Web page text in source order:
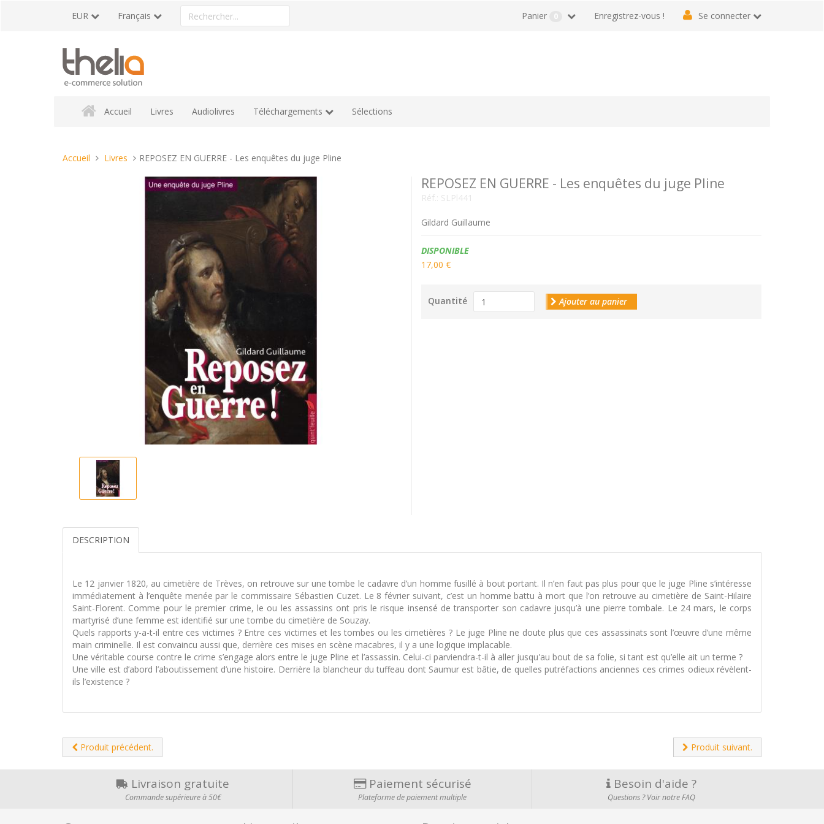
EUR Français
Rechercher
un
Enregistrez-vous ! Se connecter
Panier 0
Accueil Livres Audiolivres Téléchargements Sélections
Vous
Accueil Livres REPOSEZ EN GUERRE - Les enquêtes du juge Pline
REPOSEZ EN GUERRE - Les enquêtes du juge Pline
Réf.: SLPl441
Gildard Guillaume
Disponibilité:
DISPONIBLE
17,00 €
Quantité Ajouter au panier
DESCRIPTION
Le 12 janvier 1820, au cimetière de Trèves, on retrouve sur une tombe le cadavre d’un homme fusillé à bout portant. Il n’en faut pas plus pour que le juge Pline s’intéresse
immédiatement à l’enquête menée par le commissaire Sébastien Cuzet. Le 8 février suivant, c’est un homme battu à mort que l’on retrouve au cimetière de Saint-Hilaire
Saint-Florent. Comme pour le premier crime, le ou les assassins ont pris le risque insensé de transporter son cadavre jusqu’à une pierre tombale. Le 24 mars, le corps
martyrisé d’une femme est identifié sur une tombe du cimetière de Souzay.
Quels rapports y-a-t-il entre ces victimes ? Entre ces victimes et les tombes ou les cimetières ? Le juge Pline ne doute plus que ces assassinats sont l’œuvre d’une même
main criminelle. Il est convaincu aussi que, derrière ces mises en scène macabres, il y a une logique implacable.
Une véritable course contre le crime s’engage alors entre le juge Pline et l’assassin. Celui-ci parviendra-t-il à aller jusqu'au bout de sa folie, si tant est qu’elle ait un terme ?
Une ville est d’abord l’aboutissement d’une histoire. Derrière la blancheur du tuffeau dont Saumur est bâtie, de quelles putréfactions anciennes ces crimes odieux révèlent-
ils l’existence ?
Produit précédent. Produit suivant.
Livraison gratuite
Commande supérieure à 50€
Paiement sécurisé
Plateforme de paiement multiple
Besoin d'aide ?
Questions ? Voir notre FAQ